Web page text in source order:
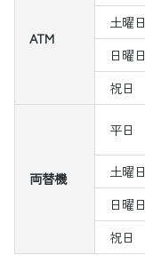
ATM
土曜日
日曜日
祝日
両替機
平日
土曜日
日曜日
祝日